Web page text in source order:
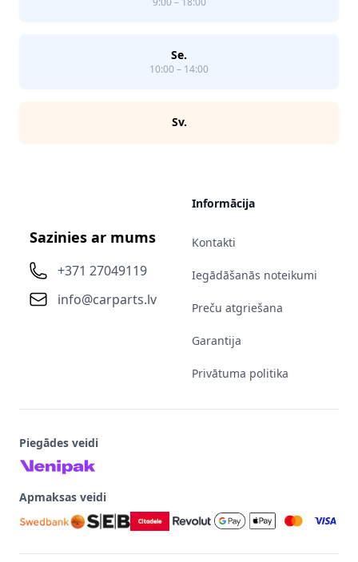
Se.
10:00 – 14:00
Sv.
Sazinies ar mums
+371 27049119
info@carparts.lv
Informācija
Kontakti
Iegādāšanās noteikumi
Preču atgriešana
Garantija
Privātuma politika
Piegādes veidi
Apmaksas veidi